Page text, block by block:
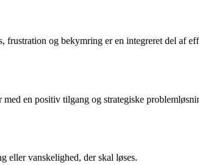
frustration og bekymring er en integreret del af
en positiv tilgang og strategiske
eller vanskelighed, der skal løses.